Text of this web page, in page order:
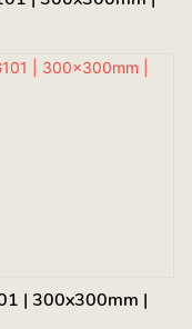
| 300x300mm |